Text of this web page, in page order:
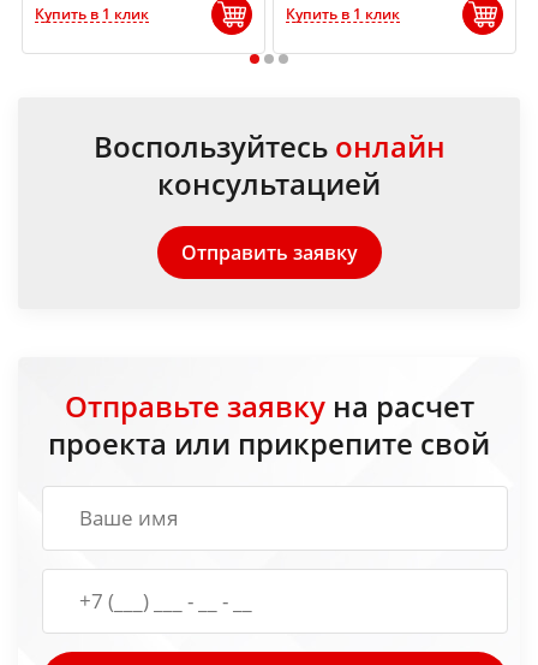
Купить в 1 клик Купить в 1 клик
1 2 3
Воспользуйтесь онлайн
консультацией
Отправить заявку
Отправьте заявкуна расчет
проекта или прикрепите свой